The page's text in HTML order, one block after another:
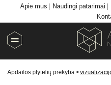
Apie mus Naudingi patarimai
Apdailos plytelių prekyba >